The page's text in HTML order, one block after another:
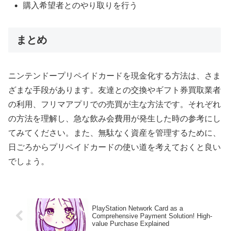
購入希望者とのやり取りを行う
まとめ
ニンテンドープリペイドカードを現金化する方法は、さま
ざまな手段があります。友達との交換やギフト券買取業者
の利用、フリマアプリでの売買が主な方法です。それぞれ
の方法を理解し、急な飲み会費用が発生した時の参考にし
てみてください。また、無駄なく資産を管理するために、
日ごろからプリペイドカードの使い道を考えておくと良い
でしょう。
PlayStation Network Card as a
Comprehensive Payment Solution! High-
value Purchase Explained